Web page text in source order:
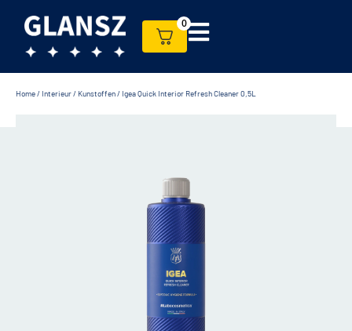
0
Home/ Interieur/ Kunstoffen/ Igea Quick Interior Refresh Cleaner 0,5L